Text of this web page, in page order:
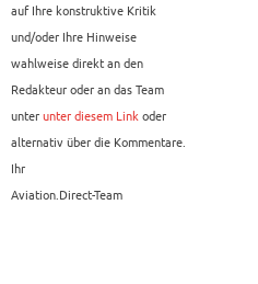
auf Ihre konstruktive Kritik
und/oder Ihre Hinweise
wahlweise direkt an den
Redakteur oder an das Team
unterunter diesem Linkoder
alternativ über die Kommentare.
Ihr
Aviation.Direct-Team